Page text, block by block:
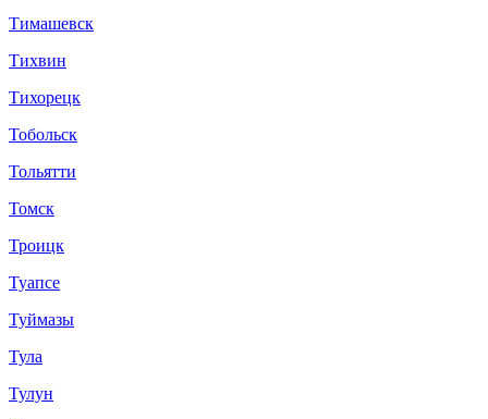
Тимашевск
Тихвин
Тихорецк
Тобольск
Тольятти
Томск
Троицк
Туапсе
Туймазы
Тула
Тулун